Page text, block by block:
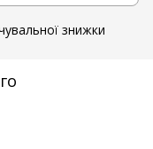
знижки